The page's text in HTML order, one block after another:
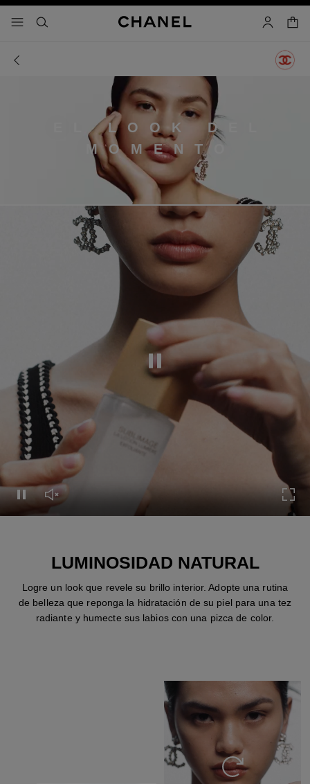
- navegación principal
buscar cuenta
Pausar el vídeo
Pausar el vídeoActivar el sonido del vídeo
EL LOOK DEL
MOMENTO
LUMINOSIDAD NATURAL
Logre un look que revele su brillo interior. Adopte una rutina
de belleza que reponga la hidratación de su piel para una tez
radiante y humecte sus labios con una pizca de color.
Volver a ver el